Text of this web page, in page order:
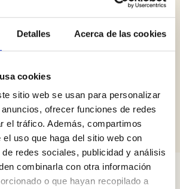
Detalles Acerca de las cookies
cookies
sitio web se usan para personalizar
ofrecer funciones de redes
el tráfico. Además, compartimos
el uso que haga del sitio web con
redes sociales, publicidad y análisis
combinarla con otra información
o que hayan recopilado a
de mantenimiento.
Clínicos